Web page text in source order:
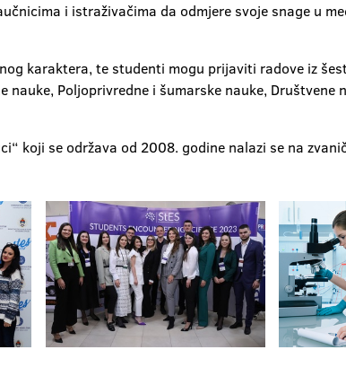
i istraživačima da odmjere svoje snage u
karaktera, te studenti mogu prijaviti radove iz
Poljoprivredne i šumarske nauke, Društvene
koji se održava od 2008. godine nalazi se na